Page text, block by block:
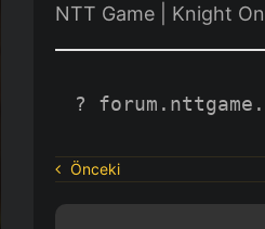
NTT Game | Knight
?
Önceki